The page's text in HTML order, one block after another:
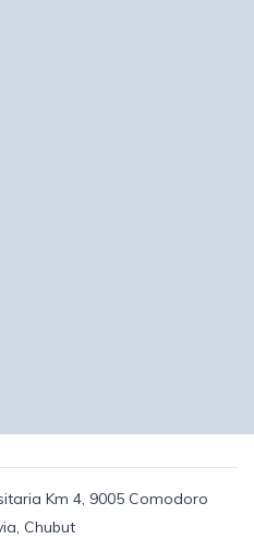
Km 4, 9005 Comodoro
Chubut